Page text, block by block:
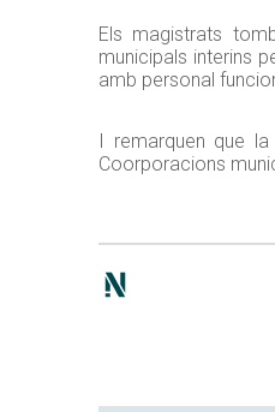
Els magistrats
municipals interins
amb personal
I remarquen que
Coorporacions